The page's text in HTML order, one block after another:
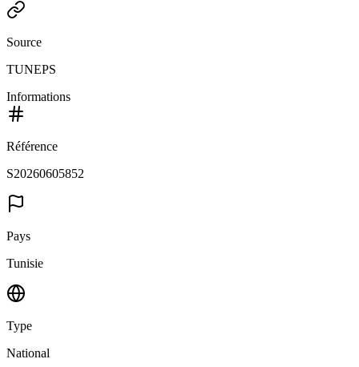
Source
TUNEPS
Informations
Référence
S20260605852
Pays
Tunisie
Type
National